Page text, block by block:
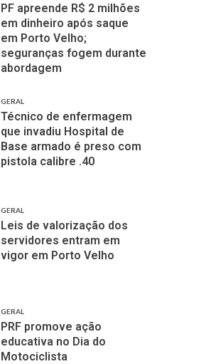
PF apreende R$ 2 milhões
em dinheiro após saque
em Porto Velho;
seguranças fogem durante
abordagem
GERAL
Técnico de enfermagem
que invadiu Hospital de
Base armado é preso com
pistola calibre .40
GERAL
Leis de valorização dos
servidores entram em
vigor em Porto Velho
GERAL
PRF promove ação
educativa no Dia do
Motociclista